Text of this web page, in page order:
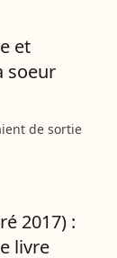
et
soeur
de sortie
2017) :
livre